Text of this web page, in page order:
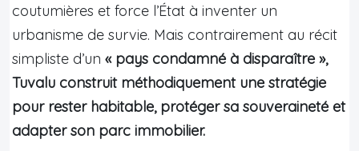
coutumières et force l’État à inventer un
urbanisme de survie. Mais contrairement au récit
simpliste d’un « pays condamné à disparaître »,
Tuvalu construit méthodiquement une stratégie
pour rester habitable, protéger sa souveraineté et
adapter son parc immobilier.